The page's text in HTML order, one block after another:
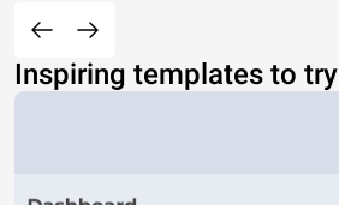
Inspiring templates to try